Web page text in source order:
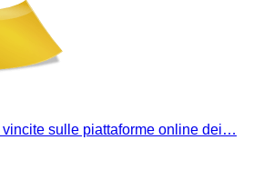
sulle piattaforme online dei…